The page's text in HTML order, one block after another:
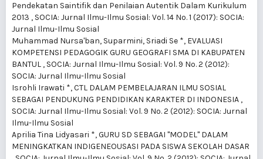
Pendekatan Saintifik dan Penilaian Autentik Dalam Kurikulum
2013 , SOCIA: Jurnal Ilmu-Ilmu Sosial: Vol. 14 No. 1 (2017): SOCIA:
Jurnal Ilmu-Ilmu Sosial
Muhammad Nursa'ban, Suparmini, Sriadi Se *, EVALUASI
KOMPETENSI PEDAGOGIK GURU GEOGRAFI SMA DI KABUPATEN
BANTUL , SOCIA: Jurnal Ilmu-Ilmu Sosial: Vol. 9 No. 2 (2012):
SOCIA: Jurnal Ilmu-Ilmu Sosial
Isrohli Irawati *,CTL DALAM PEMBELAJARAN ILMU SOSIAL
SEBAGAI PENDUKUNG PENDIDIKAN KARAKTER DI INDONESIA ,
SOCIA: Jurnal Ilmu-Ilmu Sosial: Vol. 9 No. 2 (2012): SOCIA: Jurnal
Ilmu-Ilmu Sosial
Aprilia Tina Lidyasari *,GURU SD SEBAGAI "MODEL" DALAM
MENINGKATKAN INDIGENEOUSASI PADA SISWA SEKOLAH DASAR